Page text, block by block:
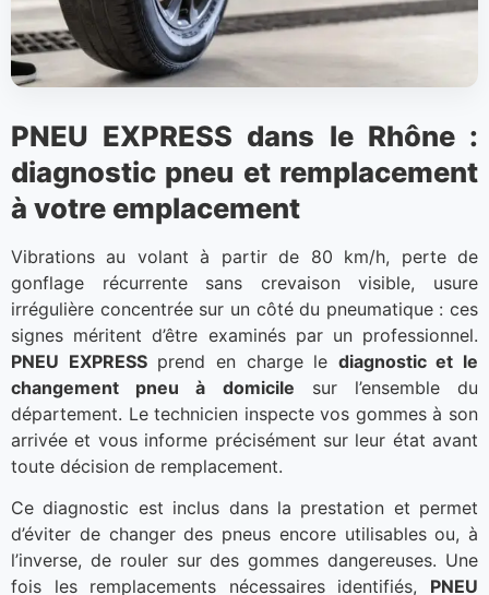
PNEU EXPRESS dans le Rhône :
diagnostic pneu et remplacement
à votre emplacement
Vibrations au volant à partir de 80 km/h, perte de
gonflage récurrente sans crevaison visible, usure
irrégulière concentrée sur un côté du pneumatique : ces
signes méritent d’être examinés par un professionnel.
PNEU EXPRESSprend en charge le diagnostic et le
changement pneu à domicile sur l’ensemble du
département. Le technicien inspecte vos gommes à son
arrivée et vous informe précisément sur leur état avant
toute décision de remplacement.
Ce diagnostic est inclus dans la prestation et permet
d’éviter de changer des pneus encore utilisables ou, à
l’inverse, de rouler sur des gommes dangereuses. Une
fois les remplacements nécessaires identifiés, PNEU